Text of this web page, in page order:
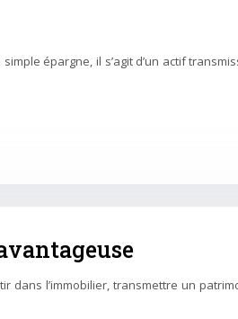
épargne, il s’agit d’un actif
l’immobilier, transmettre un